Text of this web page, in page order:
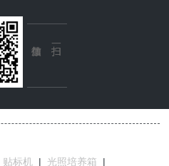
贴标机 | 光照培养箱
|